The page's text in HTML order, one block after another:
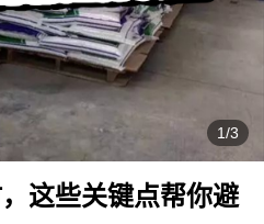
1/3
这些关键点帮你避